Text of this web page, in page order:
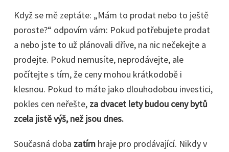
Když se mě zeptáte: „Mám to prodat nebo to ještě
poroste?“ odpovím vám: Pokud potřebujete prodat
a nebo jste to už plánovali dříve, na nic nečekejte a
prodejte. Pokud nemusíte, neprodávejte, ale
počítejte s tím, že ceny mohou krátkodobě i
klesnou. Pokud to máte jako dlouhodobou investici,
pokles cen neřešte, za dvacet lety budou ceny bytů
zcela jistě výš, než jsou dnes.
Současná doba zatím hraje pro prodávající. Nikdy v